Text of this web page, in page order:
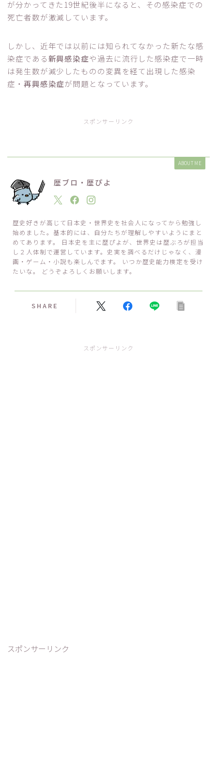
が分かってきた19世紀後半になると、その感染症での
死亡者数が激減しています。
しかし、近年では以前には知られてなかった新たな感
染症である新興感染症や過去に流行した感染症で一時
は発生数が減少したものの変異を経て出現した感染
症・ 再興感染症が問題となっています。
スポンサーリンク
ABOUT ME
歴ブロ・歴ぴよ
歴史好きが高じて日本史・世界史を社会人になってから勉強し
始めました。基本的には、自分たちが理解しやすいようにまと
めてあります。 日本史を主に歴ぴよが、世界史は歴ぶろが担当
し２人体制で運営しています。史実を調べるだけじゃなく、漫
画・ゲーム・小説も楽しんでます。 いつか歴史能力検定を受け
たいな。 どうぞよろしくお願いします。
SHARE
スポンサーリンク
スポンサーリンク